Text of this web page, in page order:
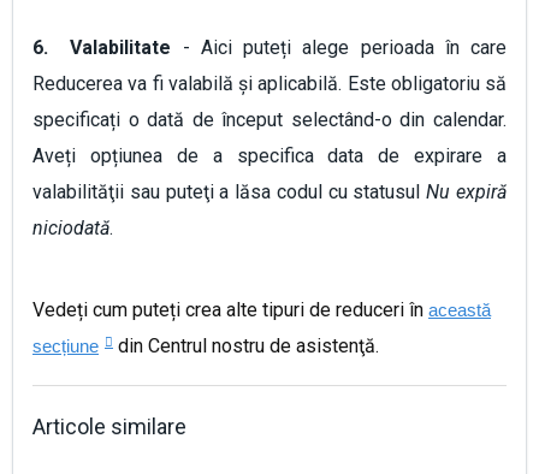
6. Valabilitate - Aici puteți alege perioada în care
Reducerea va fi valabilă și aplicabilă. Este obligatoriu să
specificați o dată de început selectând-o din calendar.
Aveți opțiunea de a specifica data de expirare a
valabilităţii sau puteţi a lăsa codul cu statusulNu expiră
niciodată.
Vedeți cum puteți crea alte tipuri de reduceri în această
secțiune
din Centrul nostru de asistenţă.
Articole similare